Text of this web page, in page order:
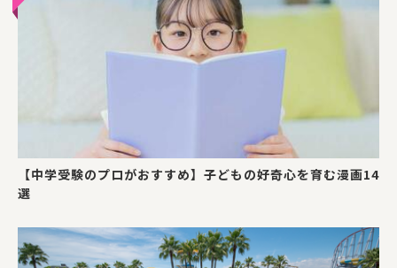
【中学受験のプロがおすすめ】子どもの好奇心を育む漫画14
選